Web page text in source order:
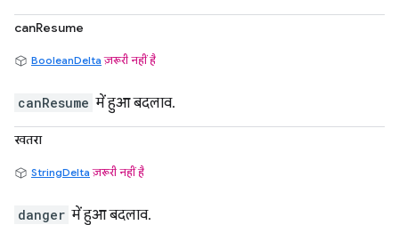
canResume
BooleanDelta ज़रूरी नहीं है
canResume में हुआ बदलाव.
खतरा
StringDelta ज़रूरी नहीं है
danger में हुआ बदलाव.